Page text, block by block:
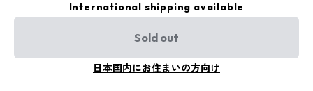
International shipping available
Sold out
日本国内にお住まいの方向け